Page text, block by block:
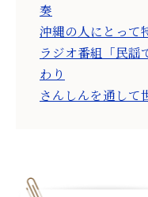
奏
沖縄の人にとって
ラジオ番組「民謡
わり
さんしんを通して